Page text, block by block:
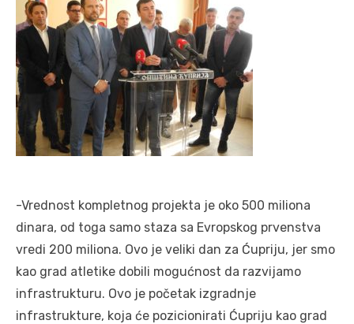
-Vrednost kompletnog projekta je oko 500 miliona
dinara, od toga samo staza sa Evropskog prvenstva
vredi 200 miliona. Ovo je veliki dan za Ćupriju, jer smo
kao grad atletike dobili mogućnost da razvijamo
infrastrukturu. Ovo je početak izgradnje
infrastrukture, koja će pozicionirati Ćupriju kao grad